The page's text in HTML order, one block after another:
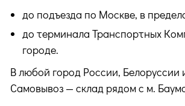
до подъезда по Москве, в
до терминала Транспортных
городе.
В любой город России, Белоруссии
Самовывоз — склад рядом с м.